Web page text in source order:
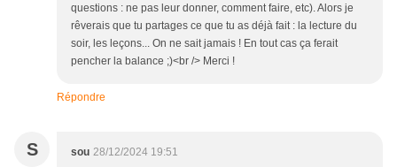
questions : ne pas leur donner, comment faire, etc). Alors je
rêverais que tu partages ce que tu as déjà fait : la lecture du
soir, les leçons... On ne sait jamais ! En tout cas ça ferait
pencher la balance ;)<br /> Merci !
Répondre
S sou 28/12/2024 19:51